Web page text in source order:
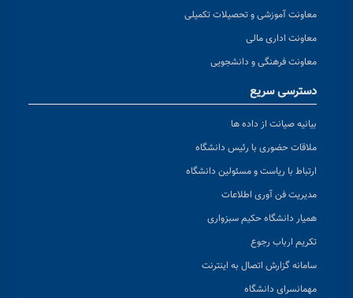
معاونت آموزشی و تحصیلات تکمیلی
معاونت اداری مالی
معاونت فرهنگی و دانشجویی
دسترسی سریع
بیانیه صیانت از داده ها
ملاقات حضوری با رئیس دانشگاه
ارتباط با ریاست و مسئولین دانشگاه
مدیریت فن آوری اطلاعات
همیار دانشگاه حکیم سبزواری
تکریم ارباب رجوع
سامانه گزارش اتصال به اینترنت
مهمانسرای دانشگاه